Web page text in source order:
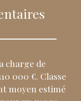
charge de
000 €. Classe
moyen estimé